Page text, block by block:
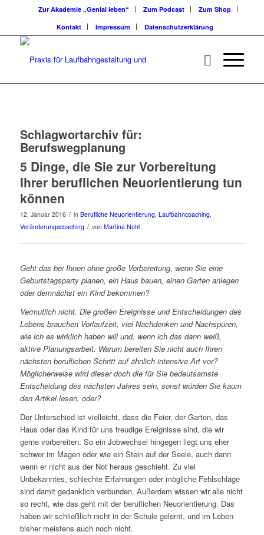
Zur Akademie „Genial leben“ Zum Podcast
Zum Shop
Kontakt
Impressum Datenschutzerklärung
Schlagwortarchiv für:
Berufswegplanung
5 Dinge, die Sie zur Vorbereitung
Ihrer beruflichen Neuorientierung tun
können
12. Januar 2016 / in Berufliche Neuorientierung, Laufbahncoaching,
Veränderungscoaching / von Martina Nohl
Geht das bei Ihnen ohne große Vorbereitung, wenn Sie eine
Geburtstagsparty planen, ein Haus bauen, einen Garten anlegen
oder demnächst ein Kind bekommen?
Vermutlich nicht. Die großen Ereignisse und Entscheidungen des
Lebens brauchen Vorlaufzeit, viel Nachdenken und Nachspüren,
wie ich es wirklich haben will und, wenn ich das dann weiß,
aktive Planungsarbeit. Warum bereiten Sie nicht auch Ihren
nächsten beruflichen Schritt auf ähnlich intensive Art vor?
Möglicherweise wird dieser doch die für Sie bedeutsamste
Entscheidung des nächsten Jahres sein, sonst würden Sie kaum
den Artikel lesen, oder?
Der Unterschied ist vielleicht, dass die Feier, der Garten, das
Haus oder das Kind für uns freudige Ereignisse sind, die wir
gerne vorbereiten. So ein Jobwechsel hingegen liegt uns eher
schwer im Magen oder wie ein Stein auf der Seele, auch dann
wenn er nicht aus der Not heraus geschieht. Zu viel
Unbekanntes, schlechte Erfahrungen oder mögliche Fehlschläge
sind damit gedanklich verbunden. Außerdem wissen wir alle nicht
so recht, wie das geht mit der beruflichen Neuorientierung. Das
haben wir schließlich nicht in der Schule gelernt, und im Leben
bisher meistens auch noch nicht.